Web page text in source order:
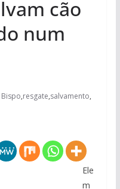
cão
num
,resgate,salvamento,
Ele
m